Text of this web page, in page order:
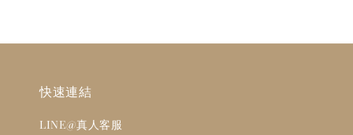
快速連結
LINE@真人客服